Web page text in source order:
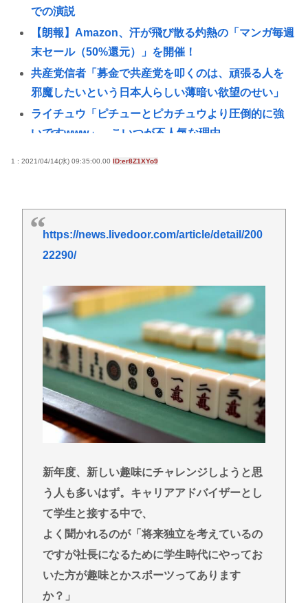
での演説
【朗報】Amazon、汗が飛び散る灼熱の「マンガ毎週
末セール（50%還元）」を開催！
共産党信者「募金で共産党を叩くのは、頑張る人を
邪魔したいという日本人らしい薄暗い欲望のせい」
ライチュウ「ピチューとピカチュウより圧倒的に強
いですwww」←こいつが不人気な理由
は妥当か？？？？？？？
菅直人元総理、再評価されるwww
「片親の女だけはやめとけ」という風潮、広まりつ
自衛隊の巨大船「フェリー活用」の狙いとは？地震
発生時に期待される役割を解説
『日本人インフルエンサーみなちゃんが配信中に自
ら命を断つも誹謗中傷したお前たちは哀しき獣な
ドン・キホーテ露店「うなぎのかば焼き」で食中毒
男女14人が発熱や腹痛など訴え…サルモネラ属の菌
よ！」「保険にも入れないヤツは運転すんなよ」
共産党信者「募金で共産党を叩くのは、頑張る人を
邪魔したいという日本人らしい薄暗い欲望のせい」
Powered by livedoor 相互RSS
1 : 2021/04/14(水) 09:35:00.00 ID:er8Z1XYo9
https://news.livedoor.com/article/detail/200
22290/
新年度、新しい趣味にチャレンジしようと思
う人も多いはず。キャリアアドバイザーとし
て学生と接する中で、
よく聞かれるのが「将来独立を考えているの
ですが社長になるために学生時代にやってお
いた方が趣味とかスポーツってあります
か？」